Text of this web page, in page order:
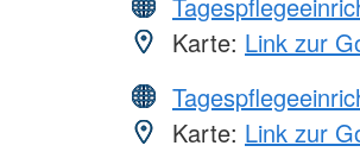
Karte: Link zur
Karte: Link zur